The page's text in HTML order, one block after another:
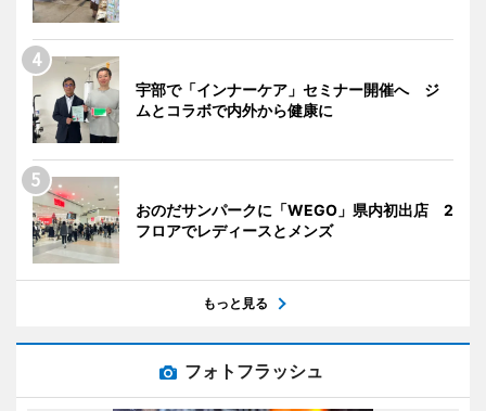
宇部で「インナーケア」セミナー開催へ ジ
ムとコラボで内外から健康に
おのだサンパークに「WEGO」県内初出店 2
フロアでレディースとメンズ
もっと見る
フォトフラッシュ